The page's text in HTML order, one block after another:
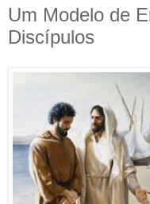
Um Modelo de
Discípulos